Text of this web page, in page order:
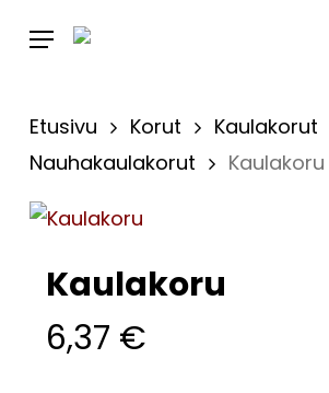
content
Menu
Etusivu Korut
Kaulakorut
Nauhakaulakorut
Kaulakoru
Kaulakoru
6,37 €